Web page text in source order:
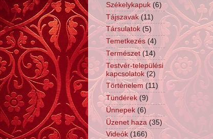
Székelykapuk (6)
Tájszavak (11)
Társulatok (5)
Temetkezés (4)
Természet (14)
Testvér-települési
kapcsolatok (2)
Történelem (11)
Tündérek (9)
Ünnepek (6)
Üzenet haza (35)
Videók (166)